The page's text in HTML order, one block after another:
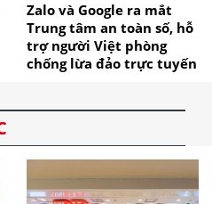
Zalo và Google ra mắt
Trung tâm an toàn số, hỗ
trợ người Việt phòng
chống lừa đảo trực tuyến